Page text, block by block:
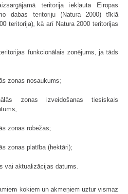
teritorija iekļauta Eiropas
dabas teritoriju (Natura 2000) tīklā
teritorija), kā arī Natura 2000 teritorijas
funkcionālais zonējums, ja tāds
zonas nosaukums;
zonas izveidošanas tiesiskais
zonas robežas;
zonas platība (hektāri);
vai aktualizācijas datums.
kokiem un akmeņiem uztur vismaz